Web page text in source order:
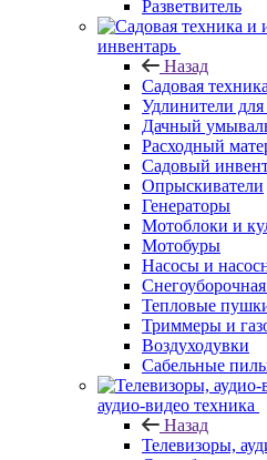
Разветвитель
инвентарь
Назад
Садовая
Удлинители для
Дачный
Расходный
Садовый
Опрыскиватели
Генераторы
Мотоблоки и
Мотобуры
Насосы и
Тепловые
Триммеры и
Воздуходувки
Сабельные
аудио-видео техника
Назад
Телевизоры,